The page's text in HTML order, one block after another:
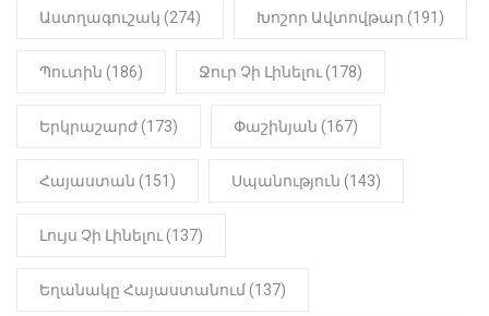
Աստղագուշակ (274) Խոշոր Ավտովթար (191)
Պուտին (186) Ջուր Չի Լինելու (178)
Երկրաշարժ (173) Փաշինյան (167)
Հայաստան (151) Սպանություն (143)
Լույս Չի Լինելու (137)
Եղանակը Հայաստանում (137)